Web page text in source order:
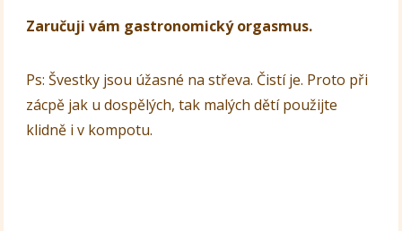
Zaručuji vám gastronomický orgasmus.
Ps: Švestky jsou úžasné na střeva. Čistí je. Proto při
zácpě jak u dospělých, tak malých dětí použijte
klidně i v kompotu.